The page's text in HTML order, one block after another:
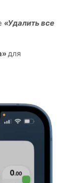
«Удалить все
для